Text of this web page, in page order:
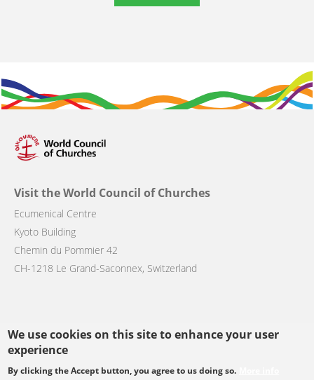
We use cookies on this site to enhance your user
experience
By clicking the Accept button, you agree to us doing so.
Visit the World Council of Churches
Ecumenical Centre
Kyoto Building
Chemin du Pommier 42
CH-1218 Le Grand-Saconnex, Switzerland
Follow us